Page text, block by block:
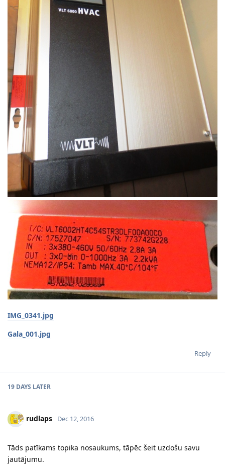
IMG_0341.jpg
Gala_001.jpg
Reply
19 DAYS LATER
rudlaps Dec 12, 2016
Tāds patīkams topika nosaukums, tāpēc šeit uzdošu savu
jautājumu.